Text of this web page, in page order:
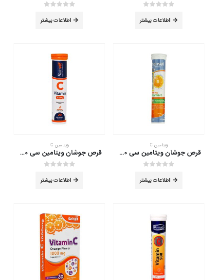
اطلاعات بیشتر اطلاعات بیشتر
ویتامین C
قرص جوشان ویتامین سی 1000 هانسال 20 عدد
اطلاعات بیشتر
ویتامین C
قرص جوشان ویتامین سی 500 رین ویت 20 عدد
اطلاعات بیشتر